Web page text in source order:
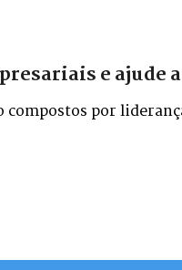
e
compostos por